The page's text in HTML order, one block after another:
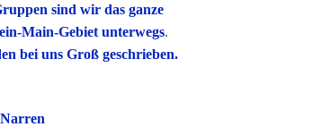
sind wir das ganze
Main-Gebiet unterwegs.
bei uns Groß geschrieben.